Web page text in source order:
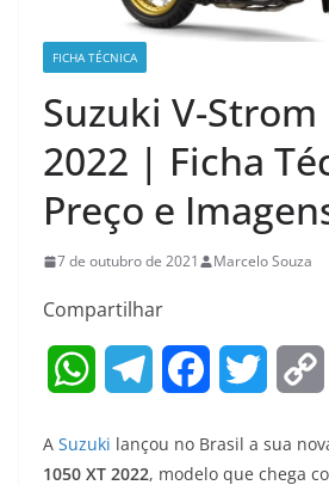
FICHA TÉCNICA
Suzuki V-Strom
2022 | Ficha
Preço e
7 de outubro de 2021 Marcelo Souza
Compartilhar
W
a
c
i
A Suzuki lançou no Brasil a sua
1050 XT 2022, modelo que chega